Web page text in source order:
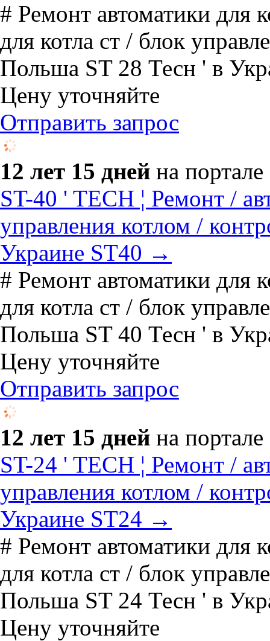
# Ремонт автоматики для
для котла ст / блок
Польша ST 28 Тесн ' в
Цену уточняйте
Отправить запрос
12 лет 15 дней на портале
ST-40 ' TECH ¦ Ремонт /
управления котлом /
Украине ST40 →
# Ремонт автоматики для
для котла ст / блок
Польша ST 40 Тесн ' в
Цену уточняйте
Отправить запрос
12 лет 15 дней на портале
ST-24 ' TECH ¦ Ремонт /
управления котлом /
Украине ST24 →
# Ремонт автоматики для
для котла ст / блок
Польша ST 24 Тесн ' в
Цену уточняйте